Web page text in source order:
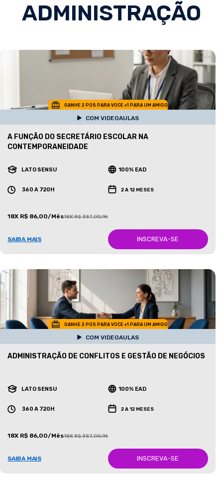
ADMINISTRAÇÃO
GANHE 2 POS PARA VOCE +1 PARA UM AMIGO
COM VIDEOAULAS
A FUNÇÃO DO SECRETÁRIO ESCOLAR NA
CONTEMPORANEIDADE
LATO SENSU 100% EAD
360 A 720H 2 A 12 MESES
18X R$ 86,00/Mês18X R$ 387,00/Mês
SAIBA MAIS INSCREVA-SE
GANHE 2 POS PARA VOCE +1 PARA UM AMIGO
COM VIDEOAULAS
ADMINISTRAÇÃO DE CONFLITOS E GESTÃO DE NEGÓCIOS
LATO SENSU 100% EAD
360 A 720H 2 A 12 MESES
18X R$ 86,00/Mês18X R$ 387,00/Mês
SAIBA MAIS INSCREVA-SE